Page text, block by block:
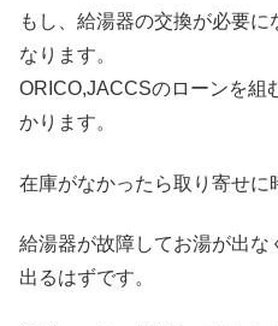
もし、給湯器の交換が必要
なります。
ORICO,JACCSのローンを組
かります。
在庫がなかったら取り寄せに
給湯器が故障してお湯が出
出るはずです。